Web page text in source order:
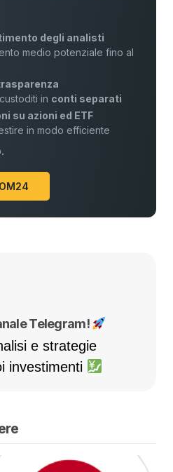
degli analisti
medio potenziale fino al
in conti separati
su azioni ed ETF
in modo efficiente
Telegram!
e strategie
investimenti